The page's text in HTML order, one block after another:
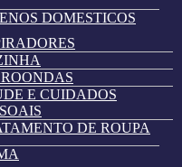
DOMESTICOS
E CUIDADOS
DE ROUPA